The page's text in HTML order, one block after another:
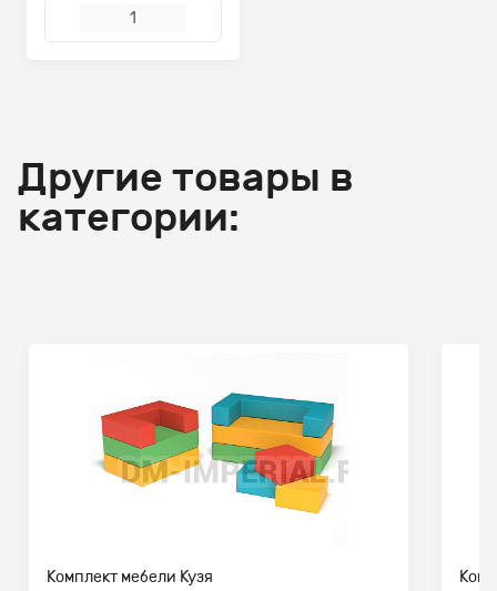
Другие товары в
категории:
Комплект мебели Кузя